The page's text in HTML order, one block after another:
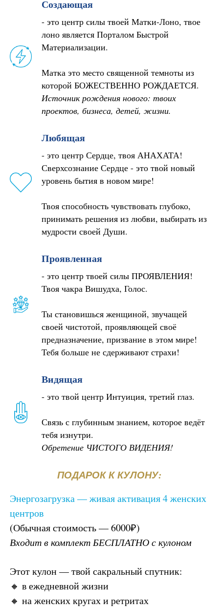
Создающая
- это центр силы твоей Матки-Лоно, твое
лоно является Порталом Быстрой
Материализации.
Матка это место священной темноты из
которой БОЖЕСТВЕННО РОЖДАЕТСЯ.
Источник рождения нового: твоих
проектов, бизнеса, детей, жизни.
Любящая
- это центр Сердце, твоя АНАХАТА!
Сверхсознание Сердце - это твой новый
уровень бытия в новом мире!
Твоя способность чувствовать глубоко,
принимать решения из любви, выбирать из
мудрости своей Души.
Проявленная
- это центр твоей силы ПРОЯВЛЕНИЯ!
Твоя чакра Вишудха, Голос.
Ты становишься женщиной, звучащей
своей чистотой, проявляющей своё
предназначение, призвание в этом мире!
Тебя больше не сдерживают страхи!
Видящая
- это твой центр Интуиция, третий глаз.
Связь с глубинным знанием, которое ведёт
тебя изнутри.
Обретение ЧИСТОГО ВИДЕНИЯ!
ПОДАРОК К КУЛОНУ:
Энергозагрузка — живая активация 4 женских
центров
(Обычная стоимость — 6000₽)
Входит в комплект БЕСПЛАТНО с кулоном
Этот кулон — твой сакральный спутник:
🔸 в ежедневной жизни
🔸 на женских кругах и ретритах